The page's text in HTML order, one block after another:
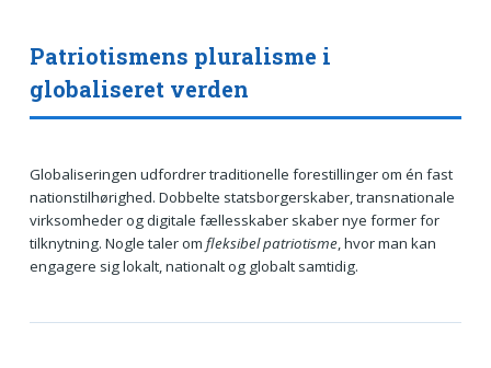
Patriotismens pluralisme i
globaliseret verden
Globaliseringen udfordrer traditionelle forestillinger om én fast
nationstilhørighed. Dobbelte statsborgerskaber, transnationale
virksomheder og digitale fællesskaber skaber nye former for
tilknytning. Nogle taler om fleksibel patriotisme, hvor man kan
engagere sig lokalt, nationalt og globalt samtidig.